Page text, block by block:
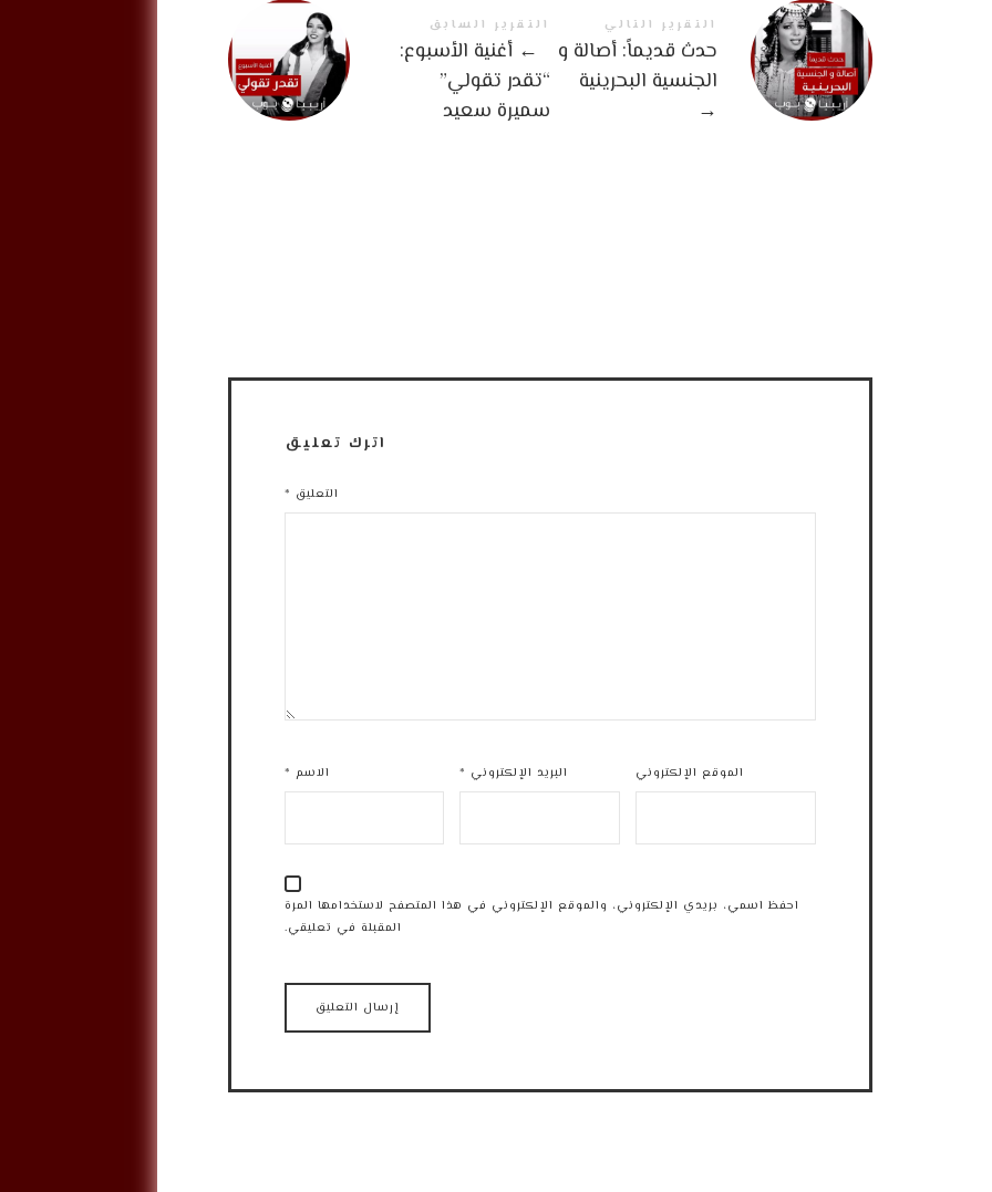
التقرير السابق
← أغنية الأسبوع:
“تقدر تقولي”
سميرة سعيد
التقرير التالي
حدث قديماً: أصالة و
الجنسية البحرينية
→
اترك تعليق
التعليق *
الاسم * البريد الإلكتروني * الموقع الإلكتروني
احفظ اسمي، بريدي الإلكتروني، والموقع الإلكتروني في هذا المتصفح لاستخدامها المرة
المقبلة في تعليقي.